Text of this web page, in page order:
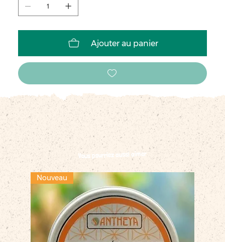
Ajouter au panier
Vous pourriez aussi aimer
Nouveau